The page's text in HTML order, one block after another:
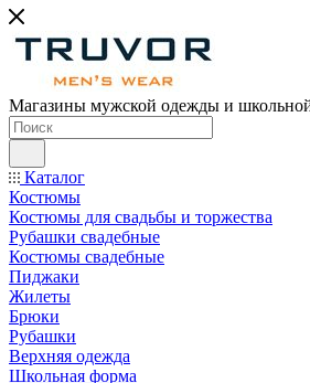
Магазины мужской одежды и
Каталог
Костюмы
Костюмы для свадьбы и торжества
Рубашки свадебные
Костюмы свадебные
Пиджаки
Жилеты
Брюки
Рубашки
Верхняя одежда
Школьная форма